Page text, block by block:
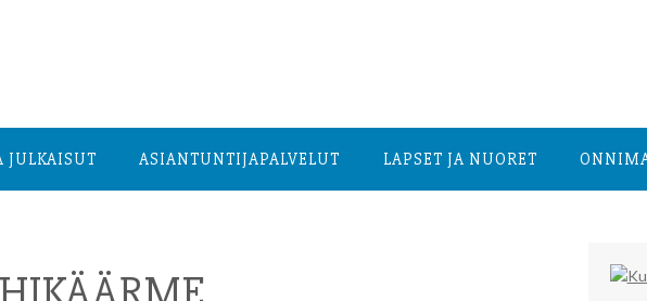
JULKAISUT ASIANTUNTIJA­PALVELUT LAPSET JA NUORET